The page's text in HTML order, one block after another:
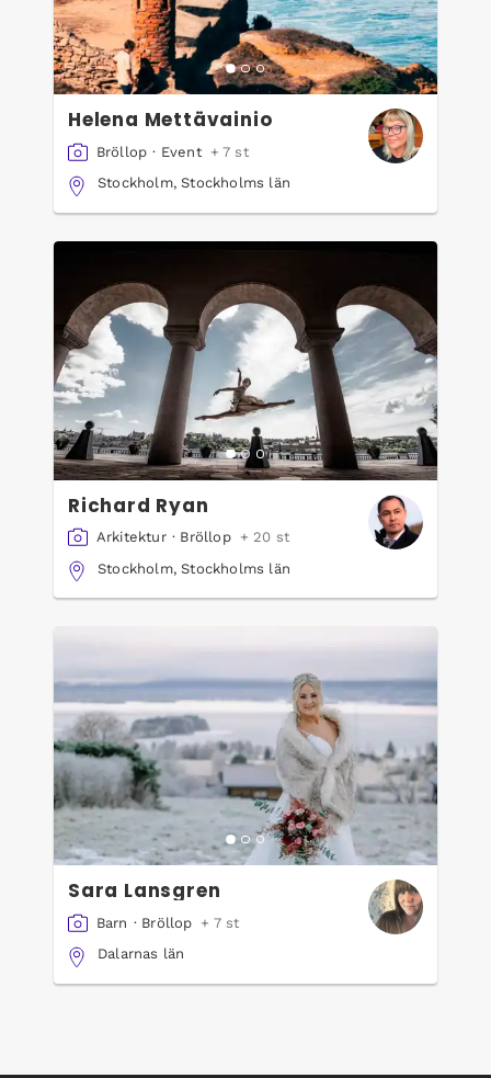
Helena Mettävainio
Bröllop · Event
+ 7 st
Stockholm, Stockholms län
Richard Ryan
Arkitektur · Bröllop
+ 20 st
Stockholm, Stockholms län
Sara Lansgren
Barn · Bröllop + 7 st
Dalarnas län